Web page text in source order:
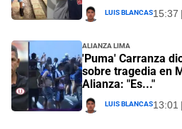
Luis Blancas15:37
Alianza Lima
'Puma' Carranza
sobre tragedia en
Alianza: "Es..."
Luis Blancas13:01